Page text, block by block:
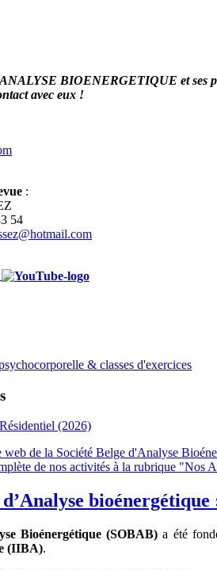
BIOENERGETIQUE et ses
avec eux !
:
54
& classes d'exercices
(2026)
web de la Société Belge d'Analyse
de nos activités à la rubrique "Nos
bioénergétique
Bioénergétique (SOBAB) a été
(IIBA).